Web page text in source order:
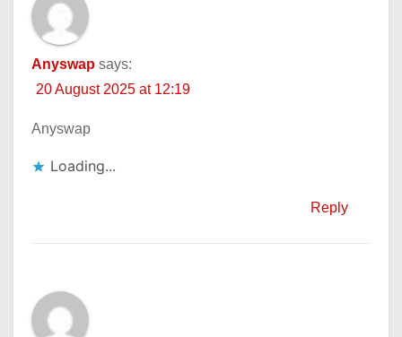
Anyswap says:
20 August 2025 at 12:19
Anyswap
Loading...
Reply